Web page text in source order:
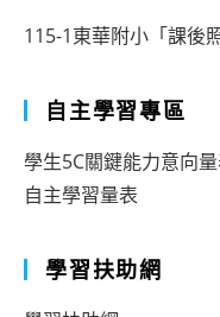
115-1東華附小「課後
自主學習專區
學生5C關鍵能力意向
自主學習量表
學習扶助網